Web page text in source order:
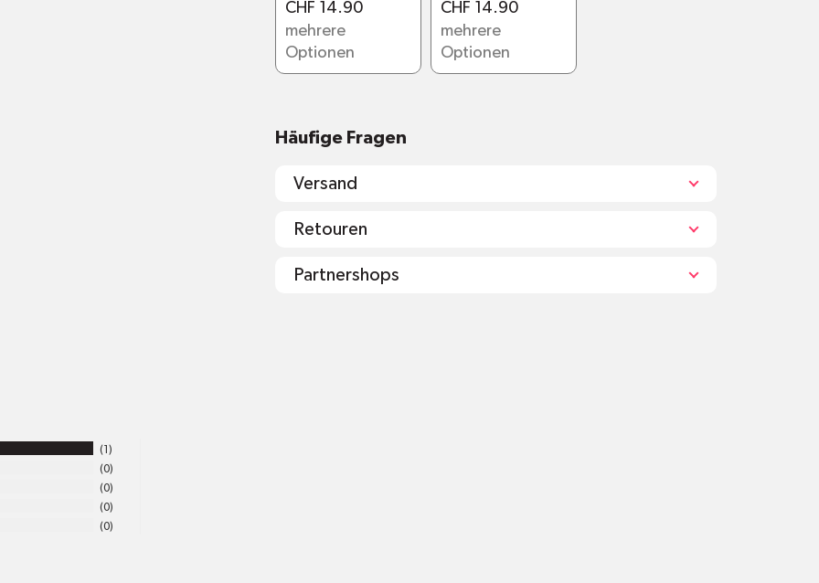
CHF 14.90
mehrere
Optionen
CHF 14.90
mehrere
Optionen
Häufige Fragen
Versand
Retouren
Partnershops
0
0
0
0